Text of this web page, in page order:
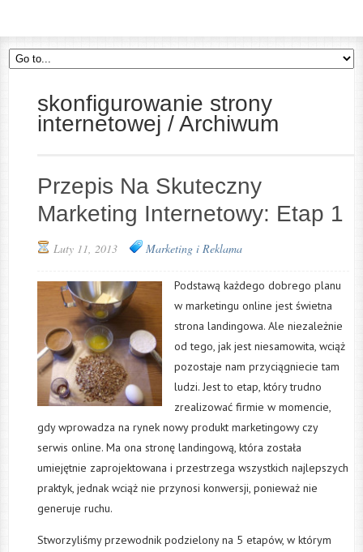
skonfigurowanie strony
internetowej / Archiwum
Przepis Na Skuteczny
Marketing Internetowy: Etap 1
Luty 11, 2013 Marketing i Reklama
Podstawą każdego dobrego planu
w marketingu online jest świetna
strona landingowa. Ale niezależnie
od tego, jak jest niesamowita, wciąż
pozostaje nam przyciągniecie tam
ludzi. Jest to etap, który trudno
zrealizować firmie w momencie,
gdy wprowadza na rynek nowy produkt marketingowy czy
serwis online. Ma ona stronę landingową, która została
umiejętnie zaprojektowana i przestrzega wszystkich najlepszych
praktyk, jednak wciąż nie przynosi konwersji, ponieważ nie
generuje ruchu.
Stworzyliśmy przewodnik podzielony na 5 etapów, w którym